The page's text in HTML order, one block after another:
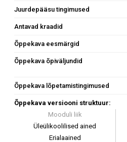
Juurdepääsu tingimused
Antavad kraadid
Õppekava eesmärgid
Õppekava õpiväljundid
Õppekava lõpetamistingimused
Õppekava versiooni struktuur:
Mooduli liik
Üleülikoolilised ained
Erialaained